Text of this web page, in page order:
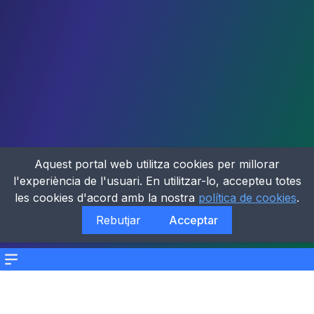
Menu
Aquest portal web utilitza cookies per millorar
l'experiència de l'usuari. En utilitzar-lo, accepteu totes
les cookies d'acord amb la nostra política de cookies.
Rebutjar
Acceptar